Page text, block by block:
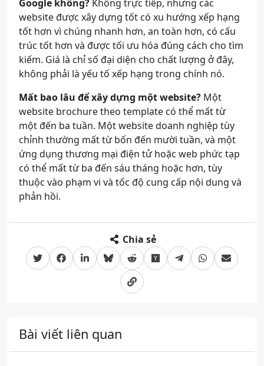
Google không? Không trực tiếp, nhưng các
website được xây dựng tốt có xu hướng xếp hạng
tốt hơn vì chúng nhanh hơn, an toàn hơn, có cấu
trúc tốt hơn và được tối ưu hóa đúng cách cho tìm
kiếm. Giá là chỉ số đại diện cho chất lượng ở đây,
không phải là yếu tố xếp hạng trong chính nó.
Mất bao lâu để xây dựng một website? Một
website brochure theo template có thể mất từ
một đến ba tuần. Một website doanh nghiệp tùy
chỉnh thường mất từ bốn đến mười tuần, và một
ứng dụng thương mại điện tử hoặc web phức tạp
có thể mất từ ba đến sáu tháng hoặc hơn, tùy
thuộc vào phạm vi và tốc độ cung cấp nội dung và
phản hồi.
Chia sẻ
Bài viết liên quan